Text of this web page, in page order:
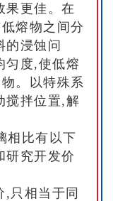
果更佳。在
熔物之间分
的浸蚀问
匀度,使低熔
。以特殊系
搅拌位置,解
相比有以下
研究开发价
只相当于同